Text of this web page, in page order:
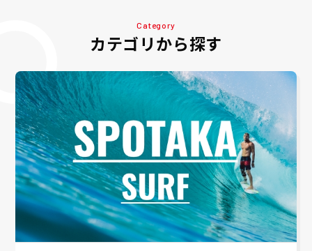
Category
カテゴリから探す